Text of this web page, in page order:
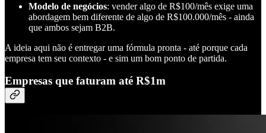
Modelo de negócios: vender algo de R$100/mês exige uma
abordagem bem diferente de algo de R$100.000/mês - ainda
que ambos sejam B2B.
A ideia aqui não é entregar uma fórmula pronta - até porque cada
empresa tem seu contexto - e sim um bom ponto de partida.
Empresas que faturam até R$1m